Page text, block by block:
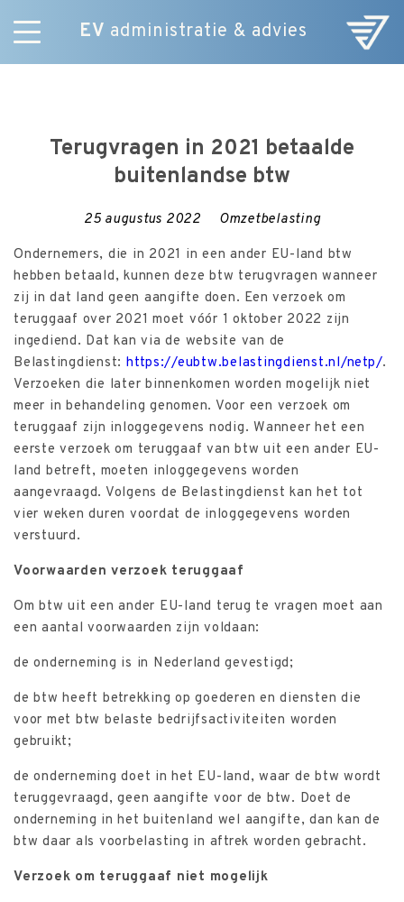
EV administratie & advies
Skip
NieuwsTerugvragen in 2021 betaalde
buitenlandse btw
25 augustus 2022 Omzetbelasting
Ondernemers, die in 2021 in een ander EU-land btw
hebben betaald, kunnen deze btw terugvragen wanneer
zij in dat land geen aangifte doen. Een verzoek om
teruggaaf over 2021 moet vóór 1 oktober 2022 zijn
ingediend. Dat kan via de website van de
Belastingdienst: https://eubtw.belastingdienst.nl/netp/.
Verzoeken die later binnenkomen worden mogelijk niet
meer in behandeling genomen. Voor een verzoek om
teruggaaf zijn inloggegevens nodig. Wanneer het een
eerste verzoek om teruggaaf van btw uit een ander EU-
land betreft, moeten inloggegevens worden
aangevraagd. Volgens de Belastingdienst kan het tot
vier weken duren voordat de inloggegevens worden
verstuurd.
Voorwaarden verzoek teruggaaf
Om btw uit een ander EU-land terug te vragen moet aan
een aantal voorwaarden zijn voldaan:
de onderneming is in Nederland gevestigd;
de btw heeft betrekking op goederen en diensten die
voor met btw belaste bedrijfsactiviteiten worden
gebruikt;
de onderneming doet in het EU-land, waar de btw wordt
teruggevraagd, geen aangifte voor de btw. Doet de
onderneming in het buitenland wel aangifte, dan kan de
btw daar als voorbelasting in aftrek worden gebracht.
Verzoek om teruggaaf niet mogelijk